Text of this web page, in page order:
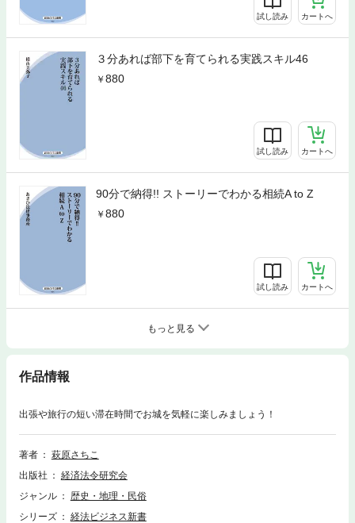
試し読み カートへ
３分あれば部下を育てられる実践スキル46
880
試し読み カートへ
90分で納得!! ストーリーでわかる相続A to Z
880
試し読み カートへ
もっと見る
作品情報
出張や旅行の短い滞在時間でお城を気軽に楽しみましょう！
著者
萩原さちこ
出版社
経済法令研究会
ジャンル
歴史・地理・民俗
シリーズ
経法ビジネス新書